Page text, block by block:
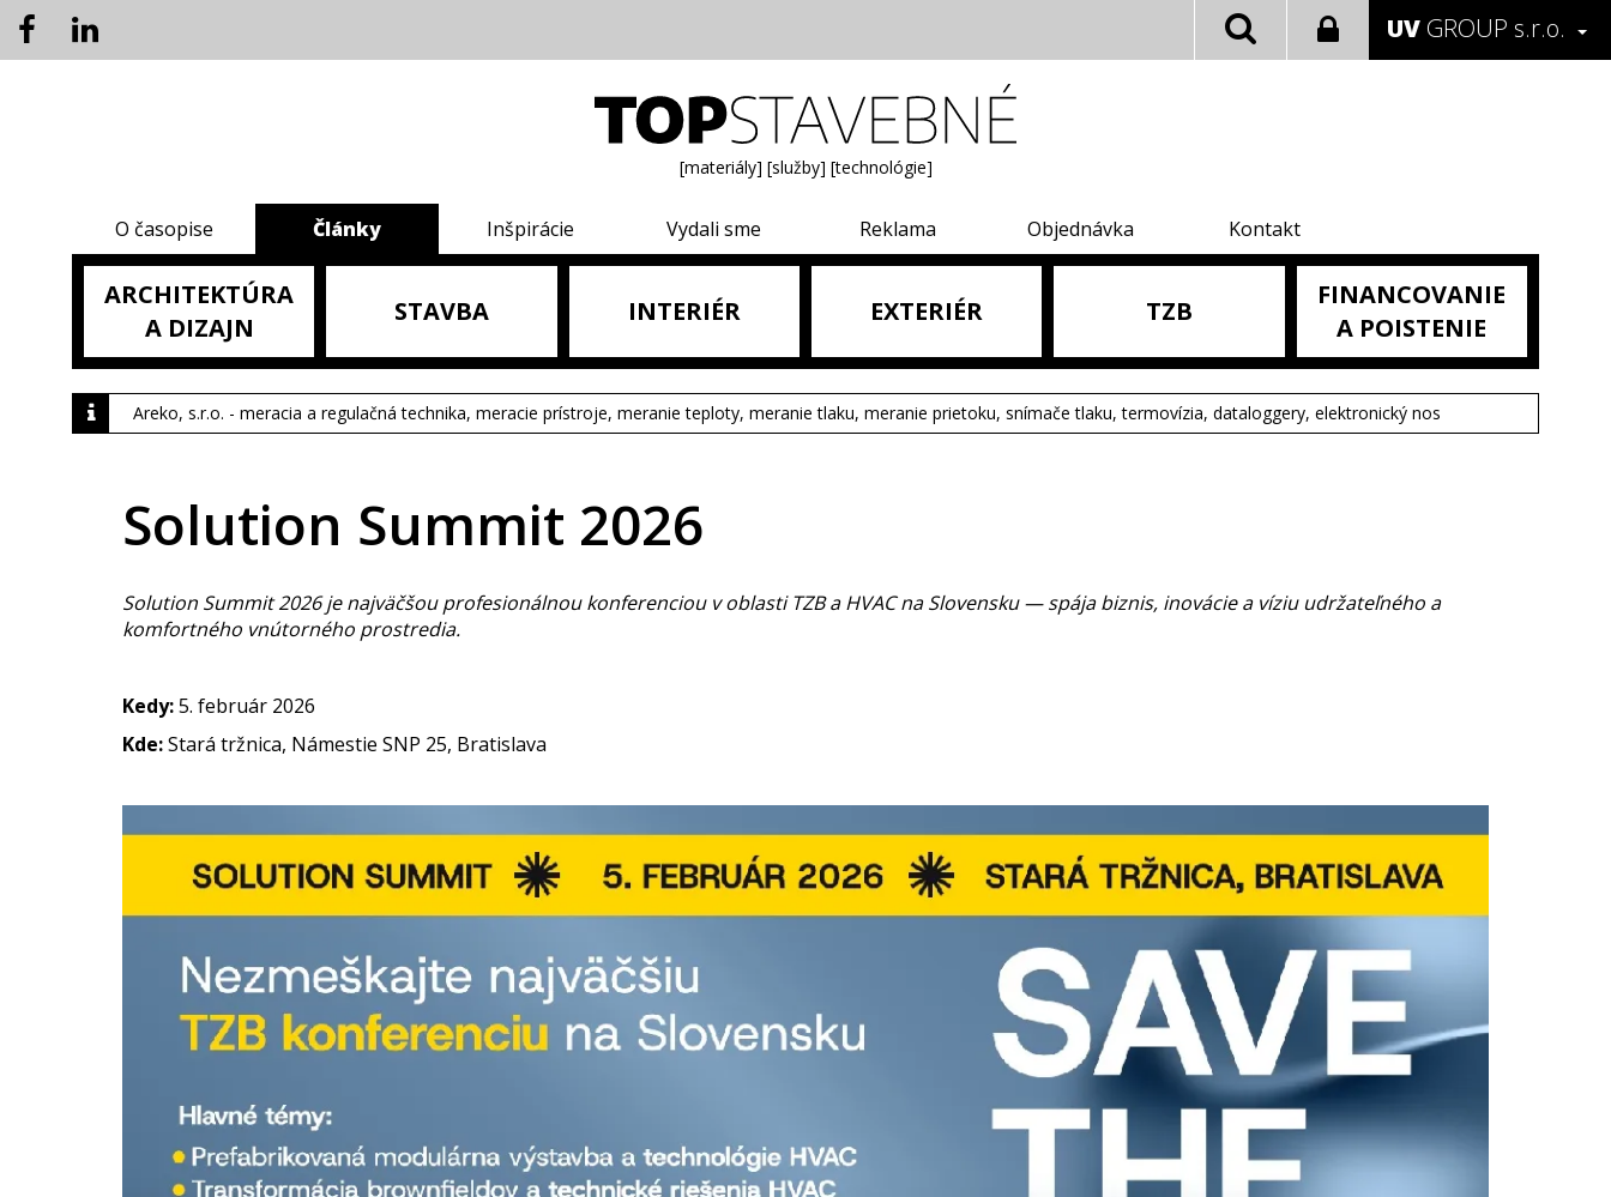
UV GROUP s.r.o.
[materiály] [služby] [technológie]
O časopise Články Inšpirácie Vydali sme Reklama Objednávka Kontakt
ARCHITEKTÚRA
A DIZAJN
STAVBA INTERIÉR EXTERIÉR TZB
FINANCOVANIE
A POISTENIE
Areko, s.r.o. - meracia a regulačná technika, meracie prístroje, meranie teploty, meranie tlaku, meranie prietoku, snímače tlaku, termovízia, dataloggery, elektronický nos
Solution Summit 2026
Solution Summit 2026 je najväčšou profesionálnou konferenciou v oblasti TZB a HVAC na Slovensku — spája biznis, inovácie a víziu udržateľného a
komfortného vnútorného prostredia.
Kedy:5. február 2026
Kde:Stará tržnica, Námestie SNP 25, Bratislava